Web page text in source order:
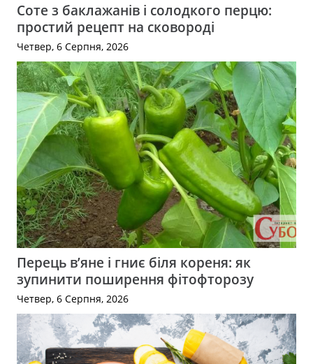
Соте з баклажанів і солодкого перцю:
простий рецепт на сковороді
Четвер, 6 Серпня, 2026
Перець в’яне і гниє біля кореня: як
зупинити поширення фітофторозу
Четвер, 6 Серпня, 2026